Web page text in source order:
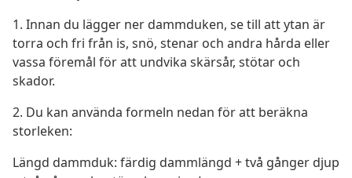
1. Innan du lägger ner dammduken, se till att ytan är
torra och fri från is, snö, stenar och andra hårda eller
vassa föremål för att undvika skärsår, stötar och
skador.
2. Du kan använda formeln nedan för att beräkna
storleken:
Längd dammduk: färdig dammlängd + två gånger djup